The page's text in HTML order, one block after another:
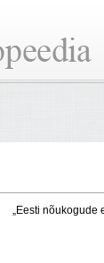
„Eesti nõukogude